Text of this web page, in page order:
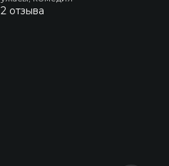
2 отзыва